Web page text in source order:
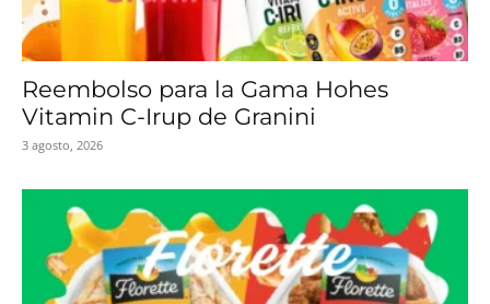
Reembolso para la Gama Hohes
Vitamin C-Irup de Granini
3 agosto, 2026